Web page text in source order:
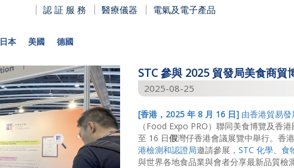
認 証 服 務
醫療儀器 電氣及電子產品
日本 美國 德國
STC 參與 2025 貿發局美食商貿
2025-08-25
[香港， 2025 年 8 月 16 日] 由香港貿易
（Food Expo PRO）聯同美食博覽及香
至 16 日假灣仔香港會議展覽中舉行。香
港檢測和認證局邀請參展， STC 化學、食
與世界各地食品業與會者分享最新品質檢